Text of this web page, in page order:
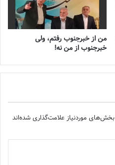
من از خبرجنوب رفتم، ولی
خبرجنوب از من نه!
بخش‌های موردنیاز علامت‌گذاری شده‌اند